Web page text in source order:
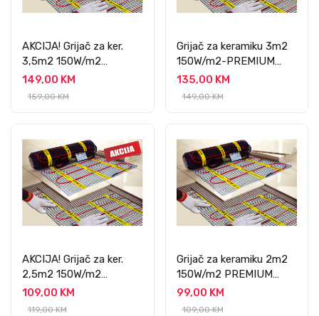
AKCIJA! Grijač za ker.
3,5m2 150W/m2
PREMIUM
149,00 KM
159,00 KM
Grijač za keramiku 3m2
150W/m2-PREMIUM
PROFESSIONAL
135,00 KM
149,00 KM
AKCIJA! Grijač za ker.
2,5m2 150W/m2
PREMIUM
PROFESSIONAL
109,00 KM
119,00 KM
Grijač za keramiku 2m2
150W/m2 PREMIUM
PROFESSIONAL
99,00 KM
109,00 KM